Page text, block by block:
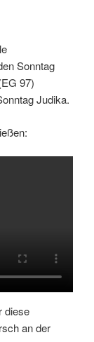
Sonntag
97)
Judika.
diese
an der